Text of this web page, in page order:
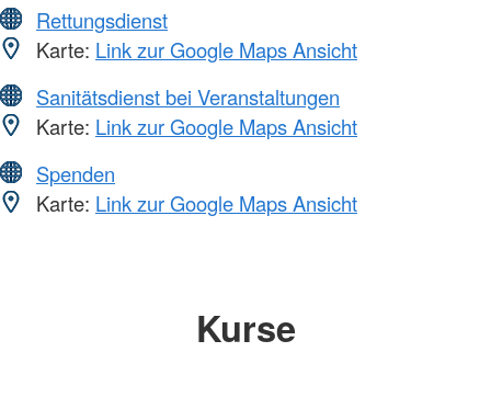
Rettungsdienst
Karte: Link zur Google Maps Ansicht
Sanitätsdienst bei Veranstaltungen
Karte: Link zur Google Maps Ansicht
Spenden
Karte: Link zur Google Maps Ansicht
Kurse